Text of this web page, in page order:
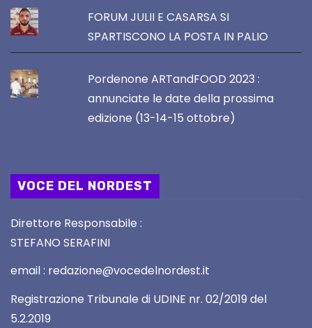
FORUM JULII E CASARSA SI
SPARTISCONO LA POSTA IN PALIO
Pordenone ARTandFOOD 2023 :
annunciate le date della prossima
edizione (13-14-15 ottobre)
VOCE DEL NORDEST
Direttore Responsabile :
STEFANO SERAFINI
email : redazione@vocedelnordest.it
Registrazione Tribunale di UDINE nr. 02/2019 del
5.2.2019